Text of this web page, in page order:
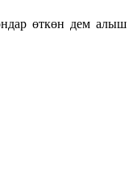
өткөн дем алыш